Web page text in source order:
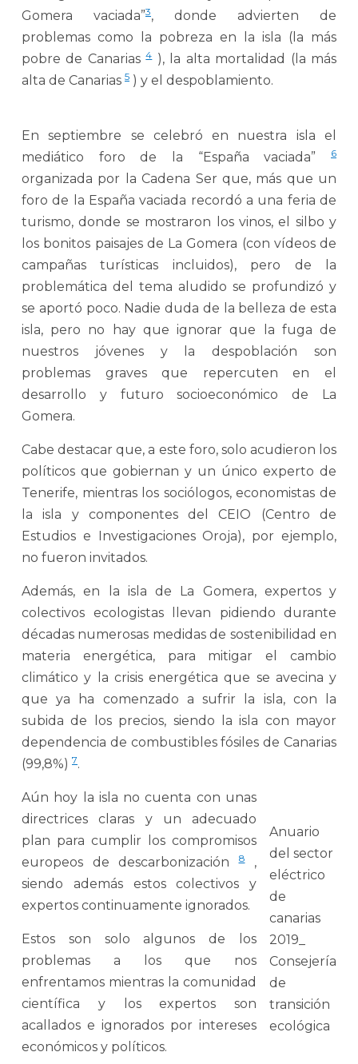
Gomera vaciada”3, donde advierten de
problemas como la pobreza en la isla (la más
pobre de Canarias4), la alta mortalidad (la más
alta de Canarias 5 ) y el despoblamiento.
En septiembre se celebró en nuestra isla el
mediático foro de la “España vaciada”
6
organizada por la Cadena Ser que, más que un
foro de la España vaciada recordó a una feria de
turismo, donde se mostraron los vinos, el silbo y
los bonitos paisajes de La Gomera (con vídeos de
campañas turísticas incluidos), pero de la
problemática del tema aludido se profundizó y
se aportó poco. Nadie duda de la belleza de esta
isla, pero no hay que ignorar que la fuga de
nuestros jóvenes y la despoblación son
problemas graves que repercuten en el
desarrollo y futuro socioeconómico de La
Gomera.
Cabe destacar que, a este foro, solo acudieron los
políticos que gobiernan y un único experto de
Tenerife, mientras los sociólogos, economistas de
la isla y componentes del CEIO (Centro de
Estudios e Investigaciones Oroja), por ejemplo,
no fueron invitados.
Además, en la isla de La Gomera, expertos y
colectivos ecologistas llevan pidiendo durante
décadas numerosas medidas de sostenibilidad en
materia energética, para mitigar el cambio
climático y la crisis energética que se avecina y
que ya ha comenzado a sufrir la isla, con la
subida de los precios, siendo la isla con mayor
dependencia de combustibles fósiles de Canarias
(99,8%) 7.
Anuario
del sector
eléctrico
de
canarias
2019_
Consejería
de
transición
ecológica
Aún hoy la isla no cuenta con unas
directrices claras y un adecuado
plan para cumplir los compromisos
europeos de descarbonización8,
siendo además estos colectivos y
expertos continuamente ignorados.
Estos son solo algunos de los
problemas a los que nos
enfrentamos mientras la comunidad
científica y los expertos son
acallados e ignorados por intereses
económicos y políticos.